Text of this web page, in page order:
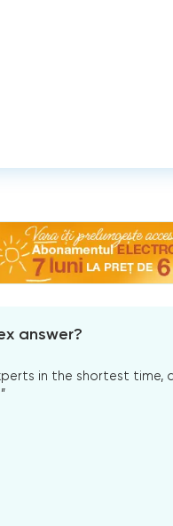
answer?
in the shortest time,